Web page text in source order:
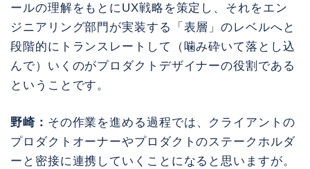
ールの理解をもとにUX戦略を策定し、それをエン
ジニアリング部門が実装する「表層」のレベルへと
段階的にトランスレートして（噛み砕いて落とし込
んで）いくのがプロダクトデザイナーの役割である
ということです。
野崎： その作業を進める過程では、クライアントの
プロダクトオーナーやプロダクトのステークホルダ
ーと密接に連携していくことになると思いますが。